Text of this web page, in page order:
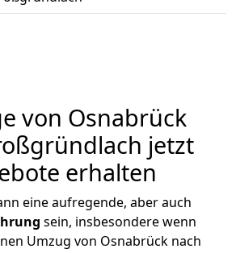
von Osnabrück
jetzt
erhalten
eine aufregende, aber auch
sein, insbesondere wenn
Umzug von Osnabrück nach